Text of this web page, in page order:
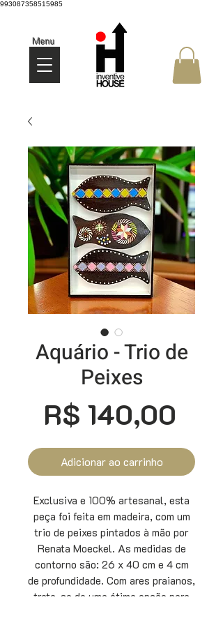
993087358515985
Menu
Aquário - Trio de
Peixes
R$ 140,00
Adicionar ao carrinho
Exclusiva e 100% artesanal, esta
peça foi feita em madeira, com um
trio de peixes pintados à mão por
Renata Moeckel. As medidas de
contorno são: 26 x 40 cm e 4 cm
de profundidade. Com ares praianos,
trata-se de uma ótima opção para